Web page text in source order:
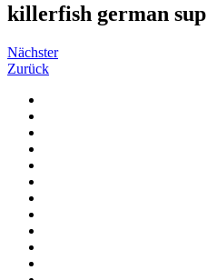
killerfish german
Nächster
Zurück